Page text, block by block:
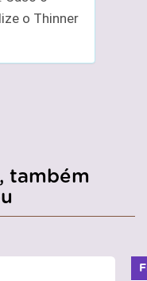
o Thinner
também